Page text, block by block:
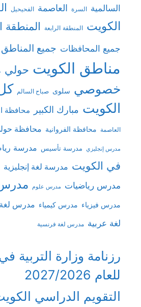
السالمية السرة العاصمة الفحيحيل
الكويت المنطقة الرابعة المنطقة
جميع المحافظات جميع المناطق
مناطق الكويت حولي
خصوصي سلوى صباح السالم
الكويت مبارك الكبير محافظة
العاصمة محافظة الفروانية محافظة
مدرس إنجليزي مدرسة تأسيس مدرسة
في الكويت مدرسة لغة إنجليزية
مدرس رياضيات مدرس علوم
مدرس فيزياء مدرس كيمياء مدرس لغة
لغة عربية مدرس لغة فرنسية
رزنامة وزارة التربية
للعام 2027/2026